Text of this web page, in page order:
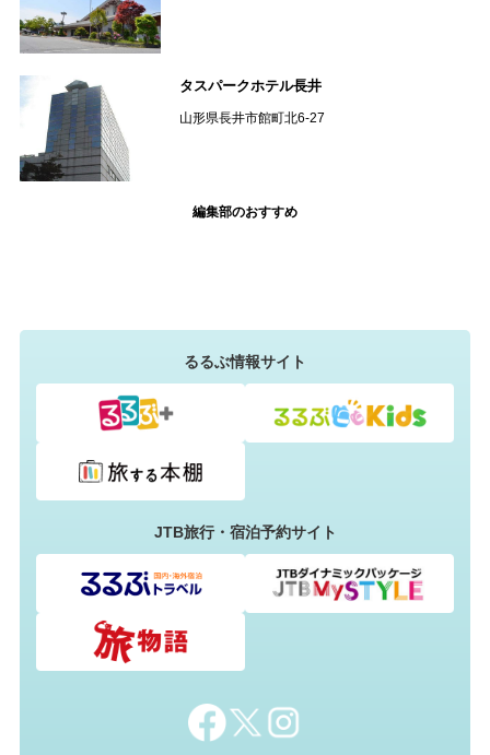
タスパークホテル長井
山形県長井市館町北6-27
編集部のおすすめ
るるぶ情報サイト
JTB旅行・宿泊予約サイト